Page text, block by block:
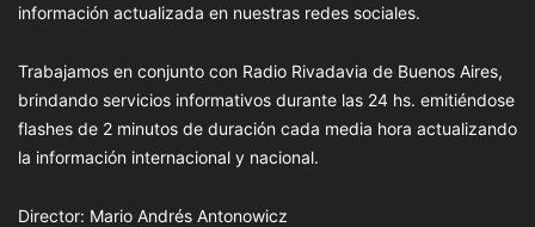
información actualizada en nuestras redes sociales.
Trabajamos en conjunto con Radio Rivadavia de Buenos Aires,
brindando servicios informativos durante las 24 hs. emitiéndose
flashes de 2 minutos de duración cada media hora actualizando
la información internacional y nacional.
Director: Mario Andrés Antonowicz